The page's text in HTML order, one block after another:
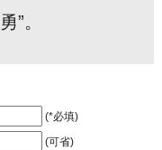
”。
(*必填)
(可省)